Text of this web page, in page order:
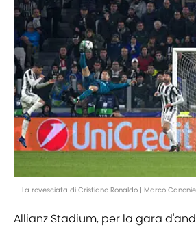
La rovesciata di Cristiano Ronaldo | Marco
Allianz Stadium, per la gara